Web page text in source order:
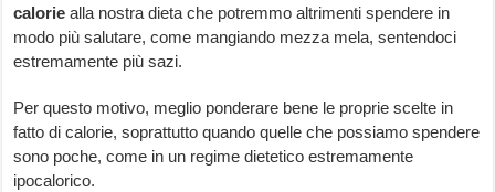
calorie alla nostra dieta che potremmo altrimenti spendere in
modo più salutare, come mangiando mezza mela, sentendoci
estremamente più sazi.
Per questo motivo, meglio ponderare bene le proprie scelte in
fatto di calorie, soprattutto quando quelle che possiamo spendere
sono poche, come in un regime dietetico estremamente
ipocalorico.